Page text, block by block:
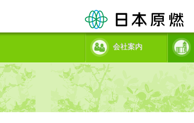
会社案内